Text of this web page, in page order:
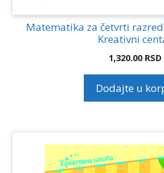
Matematika za četvrti
Kreativni
1,320.00 RSD
Dodajte u